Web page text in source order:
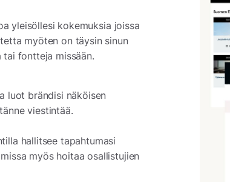
yleisöllesi kokemuksia joissa
myöten on täysin sinun
tai fontteja missään.
luot brändisi näköisen
viestintää.
hallitsee tapahtumasi
myös hoitaa osallistujien